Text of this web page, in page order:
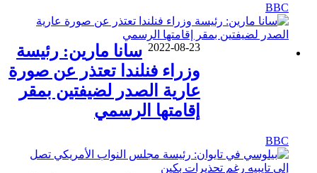
BBC
2022-08-23 سانا مارين: رئيسة
وزراء فنلندا تعتذر عن صورة
عارية الصدر لضيفتين بمقر
إقامتها الرسمي
BBC